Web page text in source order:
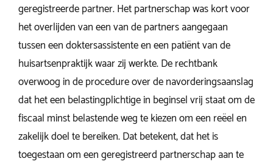
geregistreerde partner. Het partnerschap was kort voor
het overlijden van een van de partners aangegaan
tussen een doktersassistente en een patiënt van de
huisartsenpraktijk waar zij werkte. De rechtbank
overwoog in de procedure over de navorderingsaanslag
dat het een belastingplichtige in beginsel vrij staat om de
fiscaal minst belastende weg te kiezen om een reëel en
zakelijk doel te bereiken. Dat betekent, dat het is
toegestaan om een geregistreerd partnerschap aan te